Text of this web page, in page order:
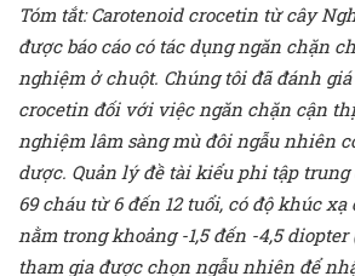
Tóm tắt: Carotenoid crocetin từ cây
được báo cáo có tác dụng ngăn chặn
nghiệm ở chuột. Chúng tôi đã đánh giá
crocetin đối với việc ngăn chặn cận thị
nghiệm lâm sàng mù đôi ngẫu nhiên
dược. Quản lý đề tài kiểu phi tập trung
69 cháu từ 6 đến 12 tuổi, có độ khúc xạ
nằm trong khoảng -1,5 đến -4,5 diopter
tham gia được chọn ngẫu nhiên để